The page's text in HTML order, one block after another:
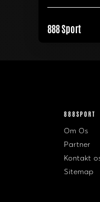
888 Sport
888SPORT
Om Os
Partner
Kontakt
Sitemap